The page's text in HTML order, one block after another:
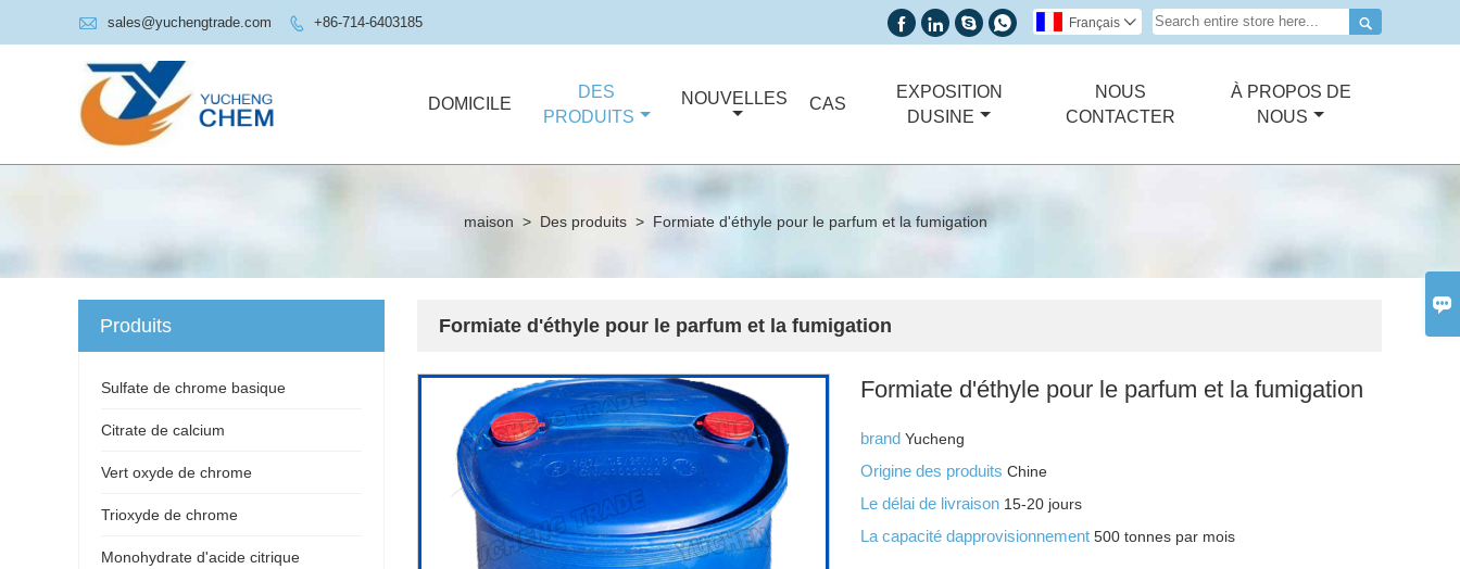

 sales@yuchengtrade.com  +86-714-6403185 
Français 
   
DOMICILE
DES
PRODUITS
NOUVELLES CAS
EXPOSITION
DUSINE
NOUS
CONTACTER
À PROPOS DE
NOUS
maison > Des produits > Formiate d'éthyle pour le parfum et la fumigation
Formiate d'éthyle pour le parfum et la fumigation
Formiate d'éthyle pour le parfum et la fumigation
brandYucheng
Origine des produitsChine
Le délai de livraison 15-20 jours
La capacité dapprovisionnement500 tonnes par mois
Produits
Sulfate de chrome basique
Citrate de calcium
Vert oxyde de chrome
Trioxyde de chrome
Monohydrate d'acide citrique